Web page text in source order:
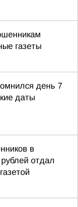
газеты
день 7
даты
в
отдал